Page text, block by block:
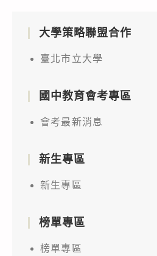
大學策略聯盟合作
臺北市立大學
國中教育會考專區
會考最新消息
新生專區
新生專區
榜單專區
榜單專區